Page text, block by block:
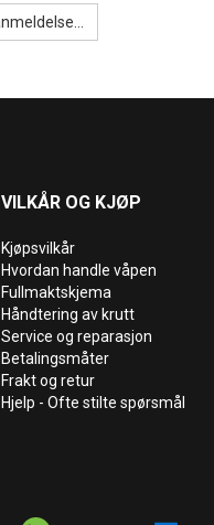
VILKÅR OG KJØP
Kjøpsvilkår
Hvordan handle våpen
Fullmaktskjema
Håndtering av krutt
Service og reparasjon
Betalingsmåter
Frakt og retur
Hjelp - Ofte stilte spørsmål